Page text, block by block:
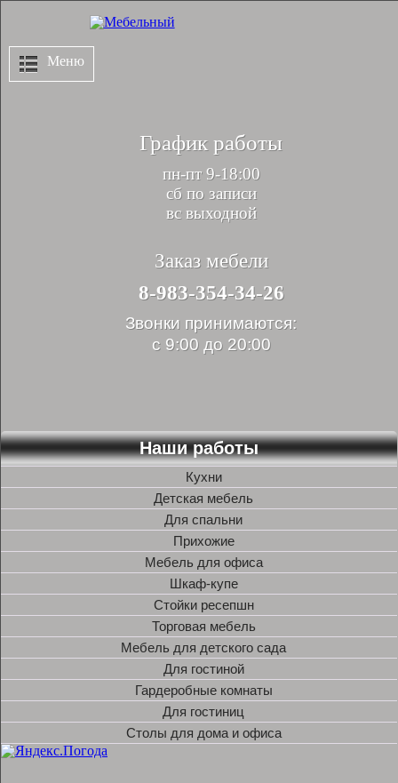
График работы
пн-пт 9-18:00
сб по записи
вс выходной
Заказ мебели
8-983-354-34-26
Звонки принимаются:
с 9:00 до 20:00
Меню
Наши работы
Кухни
Детская мебель
Для спальни
Прихожие
Мебель для офиса
Шкаф-купе
Стойки ресепшн
Торговая мебель
Мебель для детского сада
Для гостиной
Гардеробные комнаты
Для гостиниц
Столы для дома и офиса